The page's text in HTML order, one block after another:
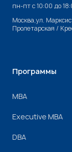
пн-пт с 10:00 до
Москва,ул.
Пролетарская /
Программы
МВА
Executive MBA
DBA